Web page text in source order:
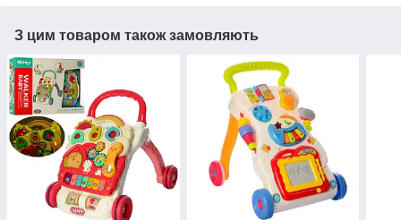
З цим товаром також замовляють